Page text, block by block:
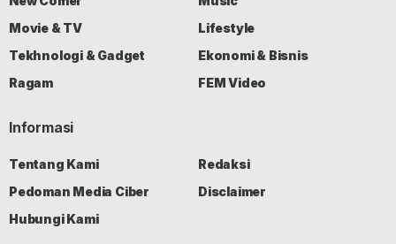
Movie & TV
Lifestyle
Tekhnologi & Gadget
Ekonomi & Bisnis
Ragam
FEM Video
Informasi
Tentang Kami
Redaksi
Pedoman Media Ciber
Disclaimer
Hubungi Kami